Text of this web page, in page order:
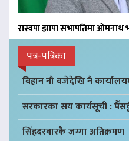
रास्वपा झापा सभापतिमा ओमनाथ
पत्र-पत्रिका
बिहान नौ बजेदेखि नै
सरकारका सय कार्यसूची :
सिंहदरबारकै जग्गा अतिक्रमण